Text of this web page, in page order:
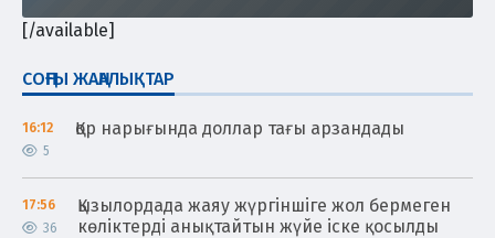
СОҢҒЫ ЖАҢАЛЫҚТАР
16:12
5
Қор нарығында доллар тағы арзандады
17:56
36
Қызылордада жаяу жүргіншіге жол бермеген
көліктерді анықтайтын жүйе іске қосылды
[/available]